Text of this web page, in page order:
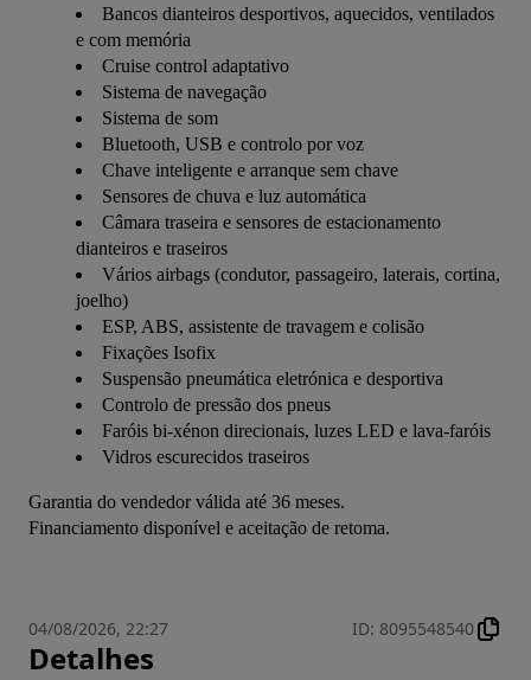
Bancos dianteiros desportivos, aquecidos, ventilados
e com memória
Cruise control adaptativo
Sistema de navegação
Sistema de som
Bluetooth, USB e controlo por voz
Chave inteligente e arranque sem chave
Sensores de chuva e luz automática
Câmara traseira e sensores de estacionamento
dianteiros e traseiros
Vários airbags (condutor, passageiro, laterais, cortina,
joelho)
ESP, ABS, assistente de travagem e colisão
Fixações Isofix
Suspensão pneumática eletrónica e desportiva
Controlo de pressão dos pneus
Faróis bi-xénon direcionais, luzes LED e lava-faróis
Vidros escurecidos traseiros
Garantia do vendedor válida até 36 meses.
Financiamento disponível e aceitação de retoma.
04/08/2026, 22:27 ID: 8095548540
Detalhes